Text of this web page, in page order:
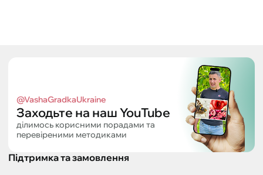
@VashaGradkaUkraine
Заходьте на наш YouTube
ділимось корисними порадами та
перевіреними методиками
Підтримка та замовлення